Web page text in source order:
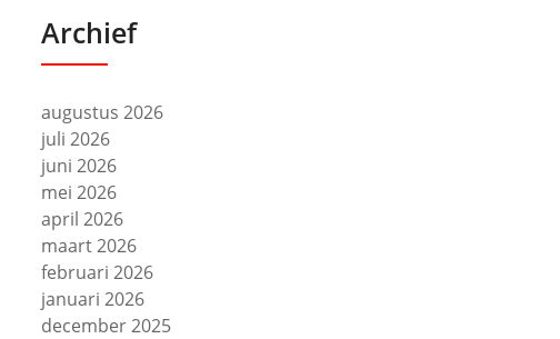
Archief
augustus 2026
juli 2026
juni 2026
mei 2026
april 2026
maart 2026
februari 2026
januari 2026
december 2025